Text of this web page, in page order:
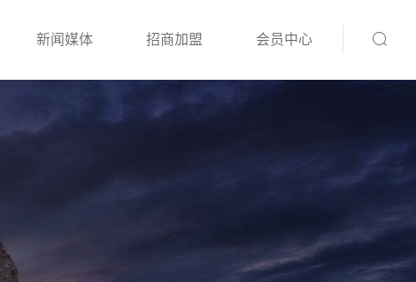
新闻媒体 招商加盟 会员中心